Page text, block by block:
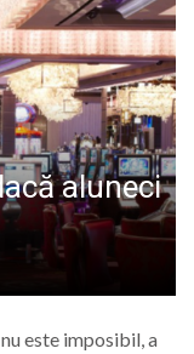
aluneci
este imposibil, a